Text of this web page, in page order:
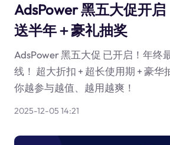
AdsPower 黑五大促开
送半年＋豪礼抽奖
AdsPower 黑五大促 已开启！年终
线！ 超大折扣 + 超长使用期 + 豪华
你越参与越值、越用越爽！
2025-12-05 14:21